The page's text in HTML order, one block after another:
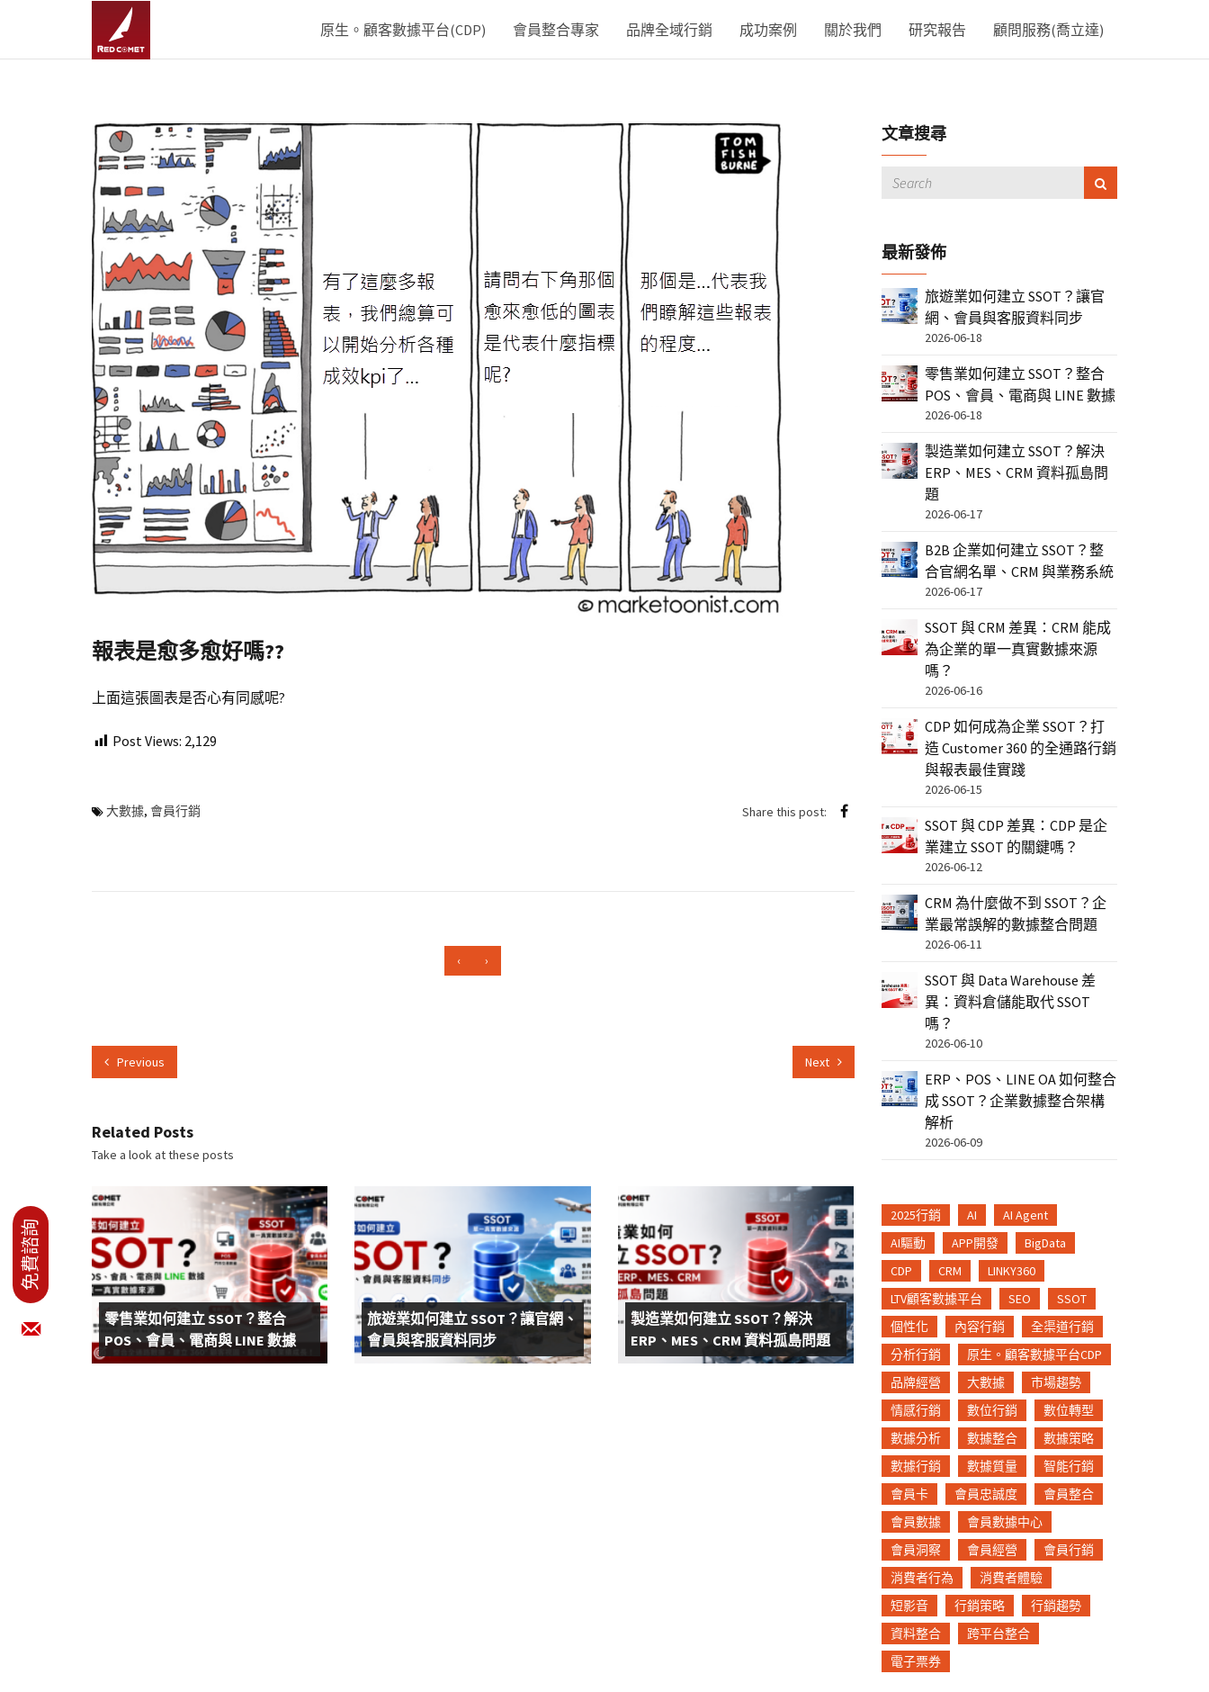
原生。顧客數據平台(CDP) 會員整合專家 品牌全域行銷 成功案例 關於我們 研究報告 顧問服務(喬立達)
報表是愈多愈好嗎??
上面這張圖表是否心有同感呢?
Post Views: 2,129
大數據, 會員行銷 Share this post:
‹ ›
Previous Next
Related Posts
Take a look at these posts
零售業如何建立 SSOT？整合
POS、會員、電商與 LINE 數據
旅遊業如何建立 SSOT？讓官網、
會員與客服資料同步
製造業如何建立 SSOT？解決
ERP、MES、CRM 資料孤島問題
文章搜尋
最新發佈
旅遊業如何建立 SSOT？讓官
網、會員與客服資料同步
2026-06-18
零售業如何建立 SSOT？整合
POS、會員、電商與 LINE 數據
2026-06-18
製造業如何建立 SSOT？解決
ERP、MES、CRM 資料孤島問
題
2026-06-17
B2B 企業如何建立 SSOT？整
合官網名單、CRM 與業務系統
2026-06-17
SSOT 與 CRM 差異：CRM 能成
為企業的單一真實數據來源
嗎？
2026-06-16
CDP 如何成為企業 SSOT？打
造 Customer 360 的全通路行銷
與報表最佳實踐
2026-06-15
SSOT 與 CDP 差異：CDP 是企
業建立 SSOT 的關鍵嗎？
2026-06-12
CRM 為什麼做不到 SSOT？企
業最常誤解的數據整合問題
2026-06-11
SSOT 與 Data Warehouse 差
異：資料倉儲能取代 SSOT
嗎？
2026-06-10
ERP、POS、LINE OA 如何整合
成 SSOT？企業數據整合架構
解析
2026-06-09
2025行銷 AI
AI Agent
AI驅動
APP開發
BigData
CDP
CRM
LINKY360
LTV顧客數據平台
SEO
SSOT
個性化
內容行銷
全渠道行銷
分析行銷
原生。顧客數據平台CDP
品牌經營
大數據
市場趨勢
情感行銷
數位行銷
數位轉型
數據分析
數據整合
數據策略
數據行銷
數據質量
智能行銷
會員卡
會員忠誠度
會員整合
會員數據
會員數據中心
會員洞察
會員經營
會員行銷
消費者行為
消費者體驗
短影音
行銷策略
行銷趨勢
資料整合
跨平台整合
電子票券